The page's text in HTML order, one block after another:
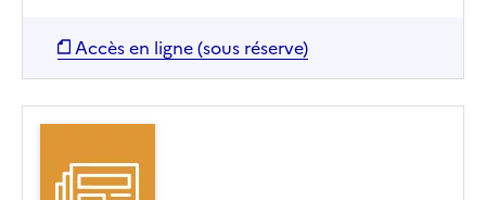
Accès en ligne (sous réserve)